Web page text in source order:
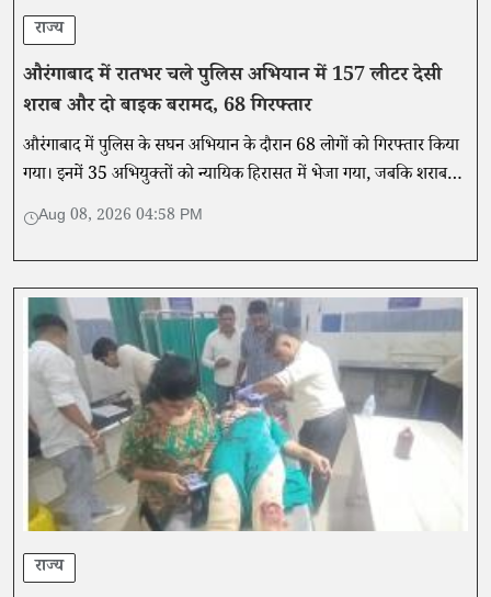
राज्य
औरंगाबाद में रातभर चले पुलिस अभियान में 157 लीटर देसी
शराब और दो बाइक बरामद, 68 गिरफ्तार
औरंगाबाद में पुलिस के सघन अभियान के दौरान 68 लोगों को गिरफ्तार किया
गया। इनमें 35 अभियुक्तों को न्यायिक हिरासत में भेजा गया, जबकि शराब
और वाहन भी बरामद हुए।
Aug 08, 2026 04:58 PM
राज्य